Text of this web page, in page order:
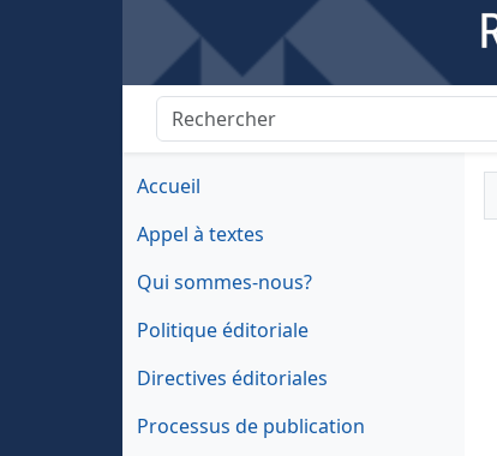
Accueil
Appel à textes
Qui sommes-nous?
Politique éditoriale
Directives éditoriales
Processus de publication